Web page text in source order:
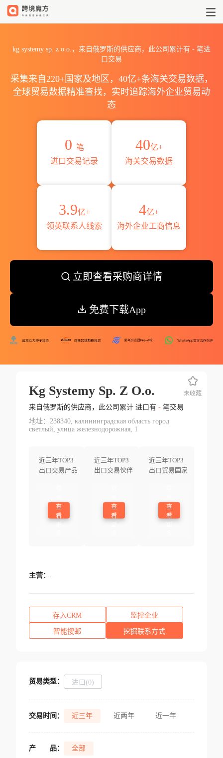
kg systemy sp. z o.o.，来自俄罗斯的供应商，此公司累计有 - 笔进
口交易
采集来自220+国家及地区，40亿+条海关交易数据，
全球贸易数据精准查找，实时追踪海外企业贸易动
态
0 笔
进口交易记录
40亿+
海关交易数据
3.9亿+
领英联系人线索
4亿+
海外企业工商信息
立即查看采购商详情
免费下载App
Kg Systemy Sp. Z O.o.
来自俄罗斯的供应商，此公司累计 进口有 -笔交易
地址：238340, калининградская область город
светлый, улица железнодорожная, 1
近三年TOP3
出口交易产品
查
看
近三年TOP3
出口交易伙伴
查
看
近三年TOP3
出口贸易国家
查
看
未收藏
主营： -
存入CRM 监控企业
智能搜邮 挖掘联系方式
贸易类型： 进口(0)
交易时间： 近三年 近两年 近一年
产 品： 全部